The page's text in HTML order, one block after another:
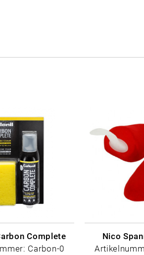
Complete
Carbon-0
Nico